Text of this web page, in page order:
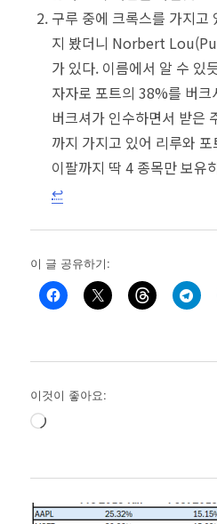
구루 중에 크록스를 가지고
지 봤더니 Norbert
가 있다. 이름에서 알 수 있
자자로 포트의 38%를 버
버크셔가 인수하면서 받은
까지 가지고 있어 리루와
이팔까지 딱 4 종목만 보유
↩︎
이 글 공유하기:
이것이 좋아요:
로